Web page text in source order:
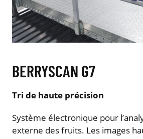
BERRYSCAN G7
Tri de haute précision
Système électronique pour
externe des fruits. Les images